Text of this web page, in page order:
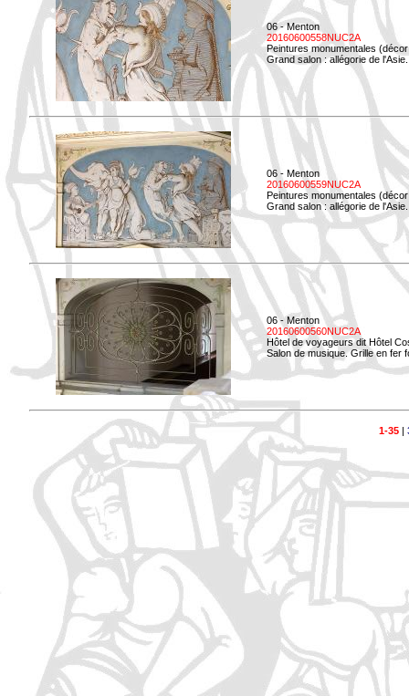
06 - Menton
20160600558NUC2A
Peintures monumentales
Grand salon : allégorie de
06 - Menton
20160600559NUC2A
Peintures monumentales
Grand salon : allégorie de l'Asie.
06 - Menton
20160600560NUC2A
Hôtel de voyageurs dit Hôtel
Salon de musique. Grille en fer
1-35|